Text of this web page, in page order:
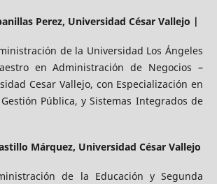
Perez, Universidad César Vallejo |
de la Universidad Los Ángeles
en Administración de Negocios –
Cesar Vallejo, con Especialización en
Pública, y Sistemas Integrados de
Márquez, Universidad César Vallejo
de la Educación y Segunda